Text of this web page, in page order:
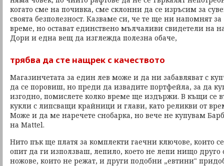
когато сме на почивка, сме склонни да се изръсим за
своята безполезност. Казваме си, че те ще ни напомнят
време, но остават единствено мълчаливи свидетели на
Дори и една вещ да изглежда полезна обаче,
трябва да сте нащрек с качеството
Магазинчетата за един лев може и да ни забавляват с
да се поровиш, но преди да извадите портфейла, за да
изгодно, помислете колко време ще издържи. В къщи се
кукли с липсващи крайници и глави, като реликви от
Може и да ме наречете снобарка, но вече не купувам
на Mattel.
Нито пък ще платя за комплекти гаечни ключове, които
опит да ги използваш, лепило, което не лепи нищо друго
ножове, които не режат, и други подобни „евтини"